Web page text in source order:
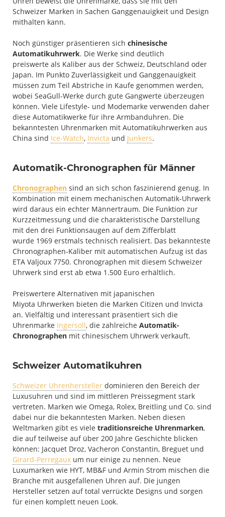
Schweizer Marken in Sachen Ganggenauigkeit und Design
mithalten kann.
Noch günstiger präsentieren sich chinesische
Automatikuhrwerk. Die Werke sind deutlich
preiswerte als Kaliber aus der Schweiz, Deutschland oder
Japan. Im Punkto Zuverlässigkeit und Ganggenauigkeit
müssen zum Teil Abstriche in Kaufe genommen werden,
wobei SeaGull-Werke durch gute Gangwerte überzeugen
können. Viele Lifestyle- und Modemarke verwenden daher
diese Automatikwerke für ihre Armbanduhren. Die
bekanntesten Uhrenmarken mit Automatikuhrwerken aus
China sind Ice-Watch, Invicta und Junkers.
Automatik-Chronographen für Männer
Chronographen sind an sich schon faszinierend genug. In
Kombination mit einem mechanischen Automatik-Uhrwerk
wird daraus ein echter Männertraum. Die Funktion zur
Kurzzeitmessung und die charakteristische Darstellung
mit den drei Funktionsaugen auf dem Zifferblatt
wurde 1969 erstmals technisch realisiert. Das bekannteste
Chronographen-Kaliber mit automatischen Aufzug ist das
ETA Valjoux 7750. Chronographen mit diesem Schweizer
Uhrwerk sind erst ab etwa 1.500 Euro erhältlich.
Preiswertere Alternativen mit japanischen
Miyota Uhrwerken bieten die Marken Citizen und Invicta
an. Vielfältig und interessant präsentiert sich die
Uhrenmarke Ingersoll, die zahlreiche Automatik-
Chronographen mit chinesischem Uhrwerk verkauft.
Schweizer Automatikuhren
Schweizer Uhrenhersteller dominieren den Bereich der
Luxusuhren und sind im mittleren Preissegment stark
vertreten. Marken wie Omega, Rolex, Breitling und Co. sind
dabei nur die bekanntesten Marken. Neben diesen
Weltmarken gibt es viele traditionsreiche Uhrenmarken,
die auf teilweise auf über 200 Jahre Geschichte blicken
können: Jacquet Droz, Vacheron Constantin, Breguet und
Girard-Perregaux um nur einige zu nennen. Neue
Luxumarken wie HYT, MB&F und Armin Strom mischen die
Branche mit ausgefallenen Uhren auf. Die jungen
Hersteller setzen auf total verrückte Designs und sorgen
für einen komplett neuen Look.